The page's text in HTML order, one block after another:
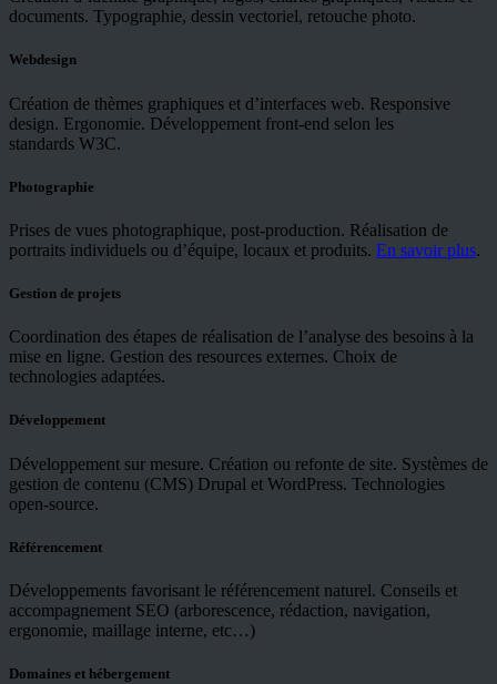
documents. Typographie, dessin vectoriel, retouche photo.
Webdesign
Création de thèmes graphiques et d’interfaces web. Responsive
design. Ergonomie. Développement front-end selon les
standards W3C.
Photographie
Prises de vues photographique, post-production. Réalisation de
portraits individuels ou d’équipe, locaux et produits. En savoir plus.
Gestion de projets
Coordination des étapes de réalisation de l’analyse des besoins à la
mise en ligne. Gestion des resources externes. Choix de
technologies adaptées.
Développement
Développement sur mesure. Création ou refonte de site. Systèmes de
gestion de contenu (CMS) Drupal et WordPress. Technologies
open-source.
Référencement
Développements favorisant le référencement naturel. Conseils et
accompagnement SEO (arborescence, rédaction, navigation,
ergonomie, maillage interne, etc…)
Domaines et hébergement